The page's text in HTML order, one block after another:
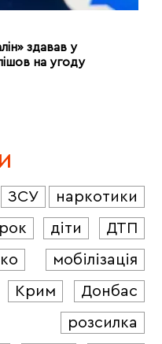
здавав у
на угоду
ЗСУ
наркотики
діти
ДТП
мобілізація
Крим
Донбас
розсилка